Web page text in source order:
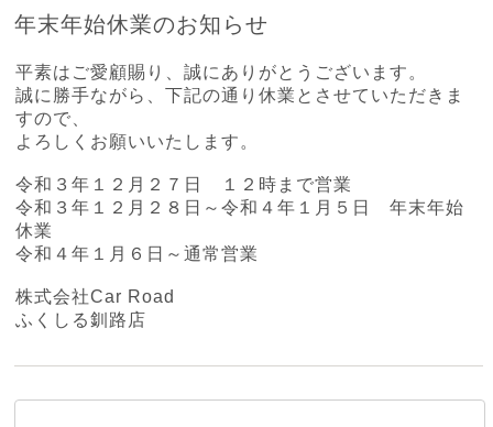
年末年始休業のお知らせ
平素はご愛顧賜り、誠にありがとうございます。
誠に勝手ながら、下記の通り休業とさせていただきま
すので、
よろしくお願いいたします。
令和３年１２月２７日 １２時まで営業
令和３年１２月２８日～令和４年１月５日 年末年始
休業
令和４年１月６日～通常営業
株式会社Car Road
ふくしる釧路店